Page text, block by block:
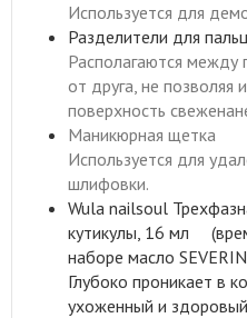
Используется для
Разделители для
Располагаются между
от друга, не позволяя
поверхность
Маникюрная щетка
Используется для
шлифовки.
Wula nailsoul
кутикулы, 16 мл
наборе масло
Глубоко проникает в
ухоженный и